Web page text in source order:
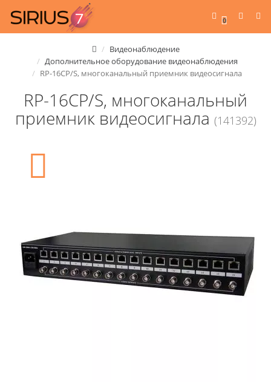
0
Видеонаблюдение
Дополнительное оборудование видеонаблюдения
RP-16CP/S, многоканальный приемник видеосигнала
RP-16CP/S, многоканальный
приемник видеосигнала (141392)